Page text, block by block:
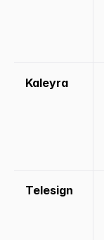
Kaleyra
Telesign